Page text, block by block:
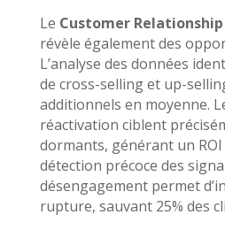
Le Customer
révèle également des
L’analyse des données
de cross-selling et up-
additionnels en moyenne.
réactivation ciblent
dormants, générant un ROI
détection précoce des
désengagement permet
rupture, sauvant 25% des